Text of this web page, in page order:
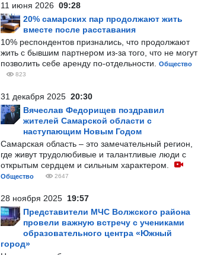
11 июня 2026 09:28
20% самарских пар продолжают жить
вместе после расставания
10% респондентов признались, что продолжают
жить с бывшим партнером из-за того, что не могут
позволить себе аренду по-отдельности.
Общество
823
31 декабря 2025 20:30
Вячеслав Федорищев поздравил
жителей Самарской области с
наступающим Новым Годом
Самарская область – это замечательный регион,
где живут трудолюбивые и талантливые люди с
открытым сердцем и сильным характером.
Общество 2647
28 ноября 2025 19:57
Представители МЧС Волжского района
провели важную встречу с учениками
образовательного центра «Южный
город»